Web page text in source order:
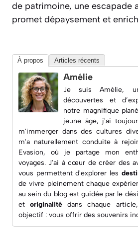
de patrimoine, une escapade
promet dépaysement et
À propos Articles récents
Amélie
Je suis Amélie,
découvertes et
notre magnifique
jeune âge, j'ai
m'immerger dans des cultures
m'a naturellement conduite à
Evasion, où je partage mon
voyages. J'ai à cœur de créer des
vous permettent d'explorer les
de vivre pleinement chaque
au sein du blog est guidée par le
etoriginalité dans chaque
objectif : vous offrir des souvenirs